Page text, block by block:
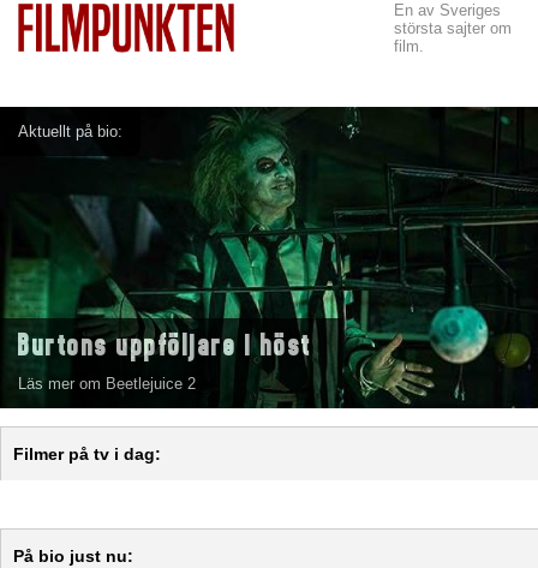
En av Sveriges
största sajter om
film.
Aktuellt på bio:
Burtons uppföljare i höst
Läs mer om Beetlejuice 2
Filmer på tv i dag:
På bio just nu: